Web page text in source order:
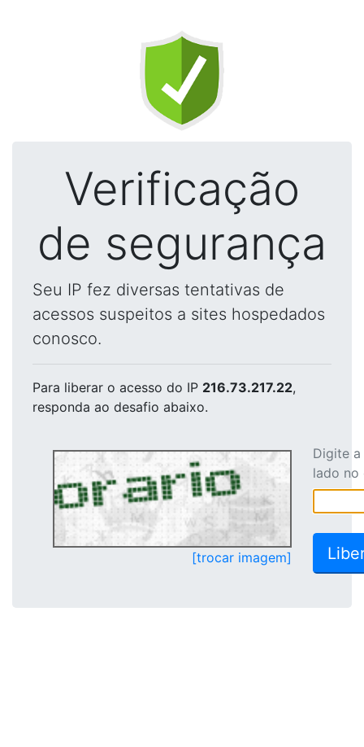
Verificação
de segurança
Seu IP fez diversas tentativas de
acessos suspeitos a sites hospedados
conosco.
Para liberar o acesso do IP 216.73.217.22,
responda ao desafio abaixo.
[trocar imagem]
Digite
lado no